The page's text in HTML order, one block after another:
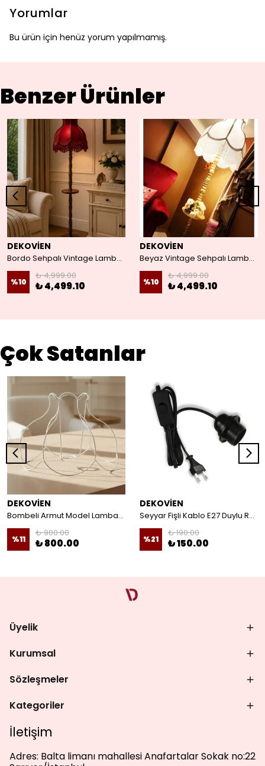
Yorumlar
Bu ürün için henüz yorum yapılmamış.
Benzer Ürünler
DEKOVİEN
Bordo Sehpalı Vintage Lambader
%10
₺ 4,999.00
₺ 4,499.10
DEKOVİEN
Beyaz Vintage Sehpalı Lambader
%10
₺ 4,999.00
₺ 4,499.10
Çok Satanlar
DEKOVİEN
Bombeli Armut Model Lambader Teli Galvaniz
%11
₺ 900.00
₺ 800.00
DEKOVİEN
Seyyar Fişli Kablo E27 Duylu Rondelalı Anahtarlı Kablo Arapuarlı Abajur Kablo
%21
₺ 190.00
₺ 150.00
Üyelik
Kurumsal
Sözleşmeler
Kategoriler
İletişim
Adres: Balta limanı mahallesi Anafartalar Sokak no:22